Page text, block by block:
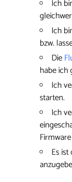
Ich
Ich
bzw.
Die
habe ich
Ich
starten.
Ich
Es